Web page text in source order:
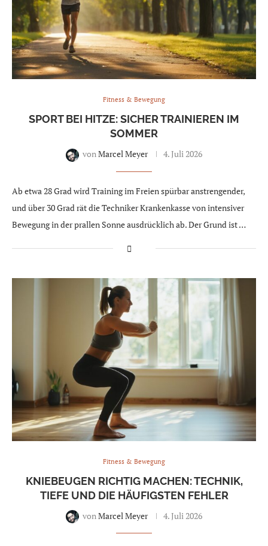
Fitness & Bewegung
SPORT BEI HITZE: SICHER TRAINIEREN IM
SOMMER
vonMarcel Meyer 4. Juli 2026
Ab etwa 28 Grad wird Training im Freien spürbar anstrengender,
und über 30 Grad rät die Techniker Krankenkasse von intensiver
Bewegung in der prallen Sonne ausdrücklich ab. Der Grund ist …
Fitness & Bewegung
KNIEBEUGEN RICHTIG MACHEN: TECHNIK,
TIEFE UND DIE HÄUFIGSTEN FEHLER
von Marcel Meyer 4. Juli 2026